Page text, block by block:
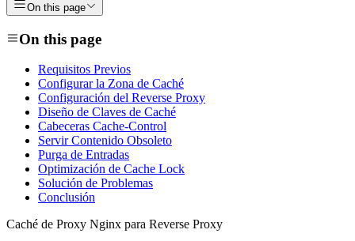
On this page
On this page
Requisitos Previos
Configurar la Zona de Caché
Configuración del Reverse Proxy
Diseño de Claves de Caché
Cabeceras Cache-Control
Servir Contenido Obsoleto
Purga de Entradas
Optimización de Cache Lock
Solución de Problemas
Conclusión
Caché de Proxy Nginx para Reverse Proxy